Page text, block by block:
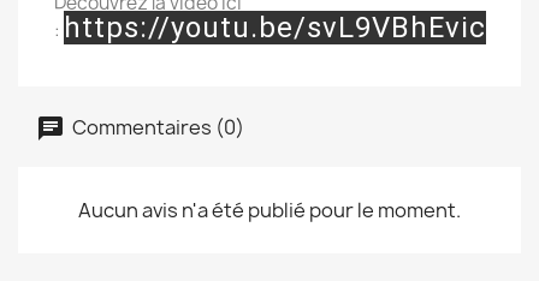
: https://youtu.be/svL9VBhEvic
Commentaires (0)
Aucun avis n'a été publié pour le moment.